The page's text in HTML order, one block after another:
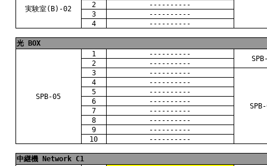
実験室(B)-02
2
----------
3
----------
4
----------
光 BOX
SPB-05
1 ----------
2
----------
3
----------
4
----------
5
----------
6
----------
7
----------
8
----------
9
----------
10
----------
中継機 Network C1